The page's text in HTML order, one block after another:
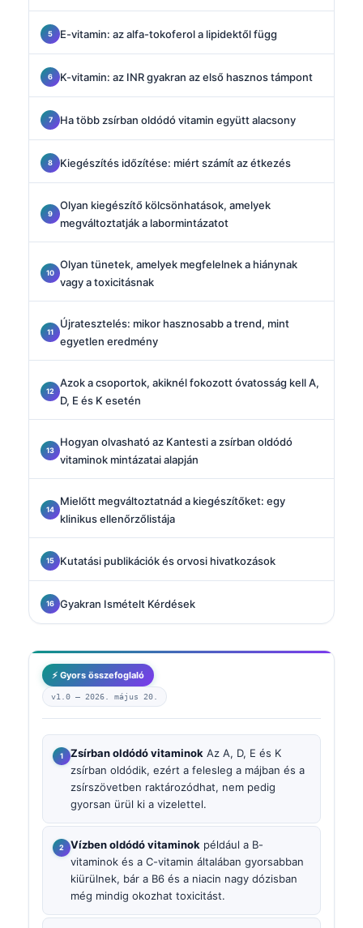
E-vitamin: az alfa-tokoferol a lipidektől függ
K-vitamin: az INR gyakran az első hasznos támpont
Ha több zsírban oldódó vitamin együtt alacsony
Kiegészítés időzítése: miért számít az étkezés
Olyan kiegészítő kölcsönhatások, amelyek
megváltoztatják a labormintázatot
Olyan tünetek, amelyek megfelelnek a hiánynak
vagy a toxicitásnak
Újratesztelés: mikor hasznosabb a trend, mint
egyetlen eredmény
Azok a csoportok, akiknél fokozott óvatosság kell A,
D, E és K esetén
Hogyan olvasható az Kantesti a zsírban oldódó
vitaminok mintázatai alapján
Mielőtt megváltoztatnád a kiegészítőket: egy
klinikus ellenőrzőlistája
Kutatási publikációk és orvosi hivatkozások
Gyakran Ismételt Kérdések
⚡ Gyors összefoglaló
v1.0 — 2026. május 20.
Zsírban oldódó vitaminok Az A, D, E és K
zsírban oldódik, ezért a felesleg a májban és a
zsírszövetben raktározódhat, nem pedig
gyorsan ürül ki a vizelettel.
Vízben oldódó vitaminok például a B-
vitaminok és a C-vitamin általában gyorsabban
kiürülnek, bár a B6 és a niacin nagy dózisban
még mindig okozhat toxicitást.